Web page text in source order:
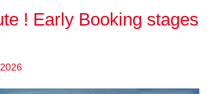
! Early Booking stages